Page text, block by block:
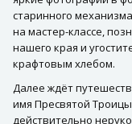
старинного
на мастер-классе,
нашего края и
крафтовым хлебом.
Далее ждёт
имя Пресвятой
действительно